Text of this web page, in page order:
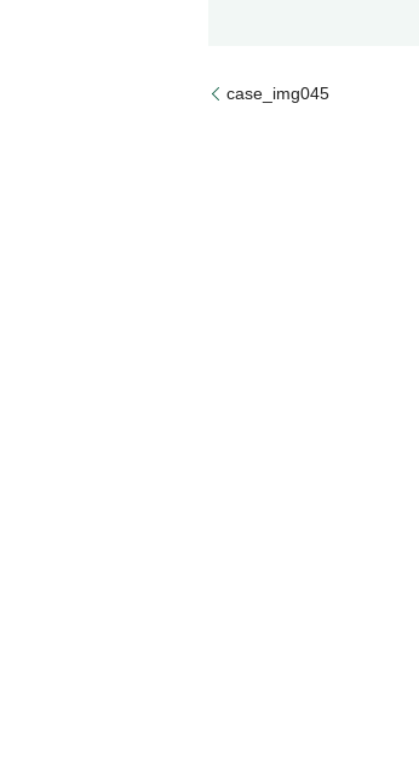
case_img045